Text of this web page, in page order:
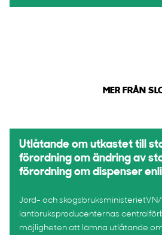
MER FRÅN
Utlåtande om utkastet till
förordning om ändring av
förordning om dispenser
Jord- och skogsbruksministerietVN/
lantbruksproducenternas
möjligheten att lämna utlåtande om